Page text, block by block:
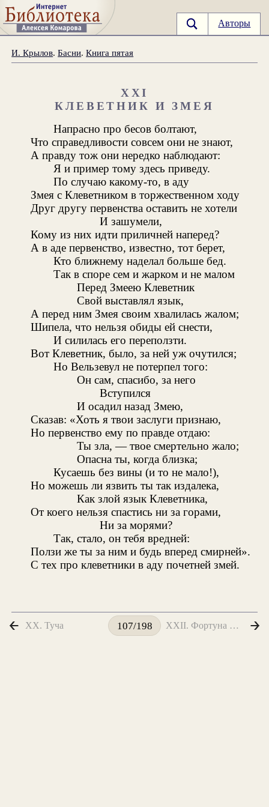
Авторы
И. Крылов.Басни.Книга пятая
XXI
КЛЕВЕТНИК И ЗМЕЯ
Напрасно про бесов болтают,
Что справедливости совсем они не знают,
А правду тож они нередко наблюдают:
Я и пример тому здесь приведу.
По случаю какому-то, в аду
Змея с Клеветником в торжественном ходу
Друг другу первенства оставить не хотели
И зашумели,
Кому из них идти приличней наперед?
А в аде первенство, известно, тот берет,
Кто ближнему наделал больше бед.
Так в споре сем и жарком и не малом
Перед Змеею Клеветник
Свой выставлял язык,
А перед ним Змея своим хвалилась жалом;
Шипела, что нельзя обиды ей снести,
И силилась его переползти.
Вот Клеветник, было, за ней уж очутился;
Но Вельзевул не потерпел того:
Он сам, спасибо, за него
Вступился
И осадил назад Змею,
Сказав: «Хоть я твои заслуги признаю,
Но первенство ему по правде отдаю:
Ты зла, — твое смертельно жало;
Опасна ты, когда близка;
Кусаешь без вины (и то не мало!),
Но можешь ли язвить ты так издалека,
Как злой язык Клеветника,
От коего нельзя спастись ни за горами,
Ни за морями?
Так, стало, он тебя вредней:
Ползи же ты за ним и будь вперед смирней».
С тех про клеветники в аду почетней змей.
XX. Туча 107/198 XXII. Фортуна и Нищий